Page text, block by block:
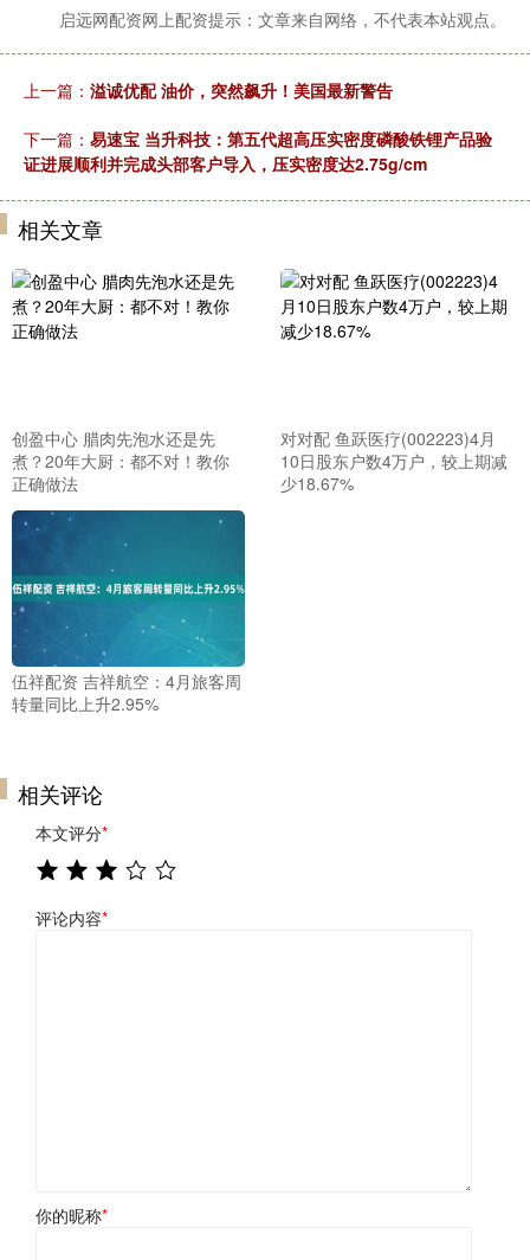
启远网配资网上配资提示：文章来自网络，不代表本站观点。
上一篇： 溢诚优配 油价，突然飙升！美国最新警告
下一篇： 易速宝 当升科技：第五代超高压实密度磷酸铁锂产品验
证进展顺利并完成头部客户导入，压实密度达2.75g/cm
相关文章
创盈中心 腊肉先泡水还是先
煮？20年大厨：都不对！教你
正确做法
对对配 鱼跃医疗(002223)4月
10日股东户数4万户，较上期减
少18.67%
伍祥配资 吉祥航空：4月旅客周
转量同比上升2.95%
相关评论
本文评分*
评论内容*
你的昵称*